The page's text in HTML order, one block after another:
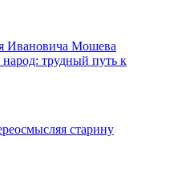
Ивановича Мошева
трудный путь к
старину